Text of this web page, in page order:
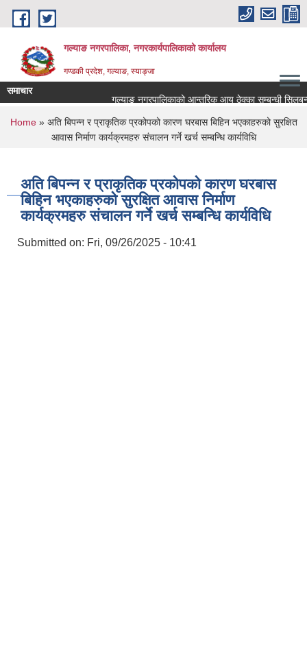
Skip to main content
गल्याङ नगरपालिका, नगरकार्यपालिकाको कार्यालय
गण्डकी प्रदेश, गल्याङ, स्याङ्जा
समाचार
गल्याङ नगरपालिकाको आन्तरिक आय ठेक्का सम्बन्धी
You are here
Home» अति बिपन्न र प्राकृतिक प्रकोपको कारण घरबास बिहिन भएकाहरुको सुरक्षित
आवास निर्माण कार्यक्रमहरु संचालन गर्ने खर्च सम्बन्धि कार्यविधि
अति बिपन्न र प्राकृतिक प्रकोपको कारण घरबास
बिहिन भएकाहरुको सुरक्षित आवास निर्माण
कार्यक्रमहरु संचालन गर्ने खर्च सम्बन्धि कार्यविधि
Submitted on: Fri, 09/26/2025 - 10:41